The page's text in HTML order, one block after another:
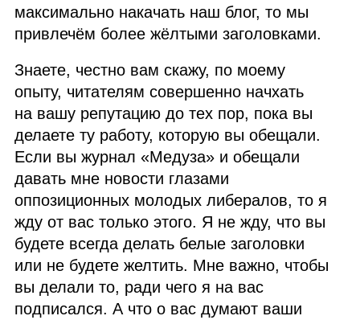
максимально накачать наш блог, то мы
привлечём более жёлтыми заголовками.
Знаете, честно вам скажу, по моему
опыту, читателям совершенно начхать
на вашу репутацию до тех пор, пока вы
делаете ту работу, которую вы обещали.
Если вы журнал «Медуза» и обещали
давать мне новости глазами
оппозиционных молодых либералов, то я
жду от вас только этого. Я не жду, что вы
будете всегда делать белые заголовки
или не будете желтить. Мне важно, чтобы
вы делали то, ради чего я на вас
подписался. А что о вас думают ваши